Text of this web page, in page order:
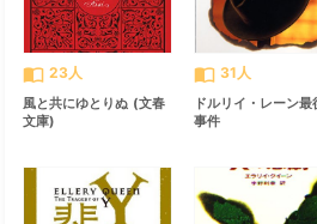
import_contacts 23人
風と共にゆとりぬ (文春
文庫)
import_contacts 31人
ドルリイ・レーン最
事件